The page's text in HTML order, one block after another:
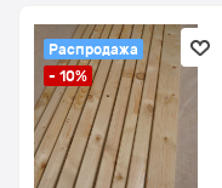
Распродажа
- 10%